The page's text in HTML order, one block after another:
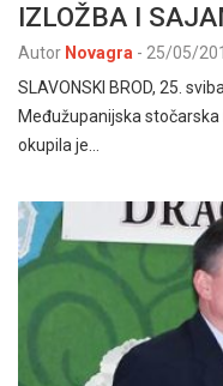
IZLOŽBA I
Autor Novagra - 25/05/
SLAVONSKI BROD, 25.
Međužupanijska stočarska
okupila je…